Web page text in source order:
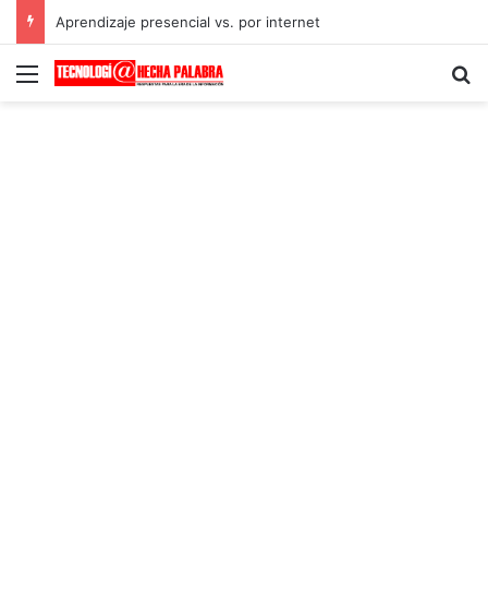
Aprendizaje presencial vs. por internet
Menú